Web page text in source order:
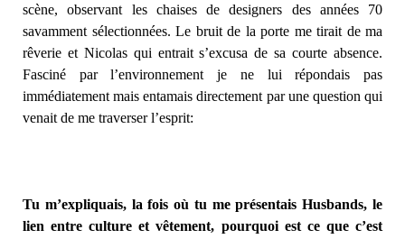
scène, observant les chaises de designers des années 70
savamment sélectionnées. Le bruit de la porte me tirait de ma
rêverie et Nicolas qui entrait s’excusa de sa courte absence.
Fasciné par l’environnement je ne lui répondais pas
immédiatement mais entamais directement par une question qui
venait de me traverser l’esprit:
Tu m’expliquais, la fois où tu me présentais Husbands, le
lien entre culture et vêtement, pourquoi est ce que c’est